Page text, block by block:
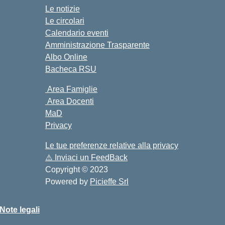
Le notizie
Le circolari
Calendario eventi
Amministrazione Trasparente
Albo Online
Bacheca RSU
Area Famiglie
Area Docenti
MaD
Privacy
Le tue preferenze relative alla privacy
⚠️ Inviaci un FeedBack
Copyright © 2023
Powered by Picieffe Srl
Note legali